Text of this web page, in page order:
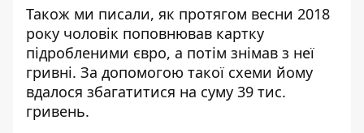
Також ми писали, як протягом весни 2018
року чоловік поповнював картку
підробленими євро, а потім знімав з неї
гривні. За допомогою такої схеми йому
вдалося збагатитися на суму 39 тис.
гривень.